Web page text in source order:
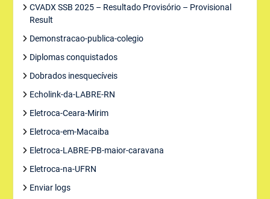
CVADX SSB 2025 – Resultado Provisório – Provisional
Result
Demonstracao-publica-colegio
Diplomas conquistados
Dobrados inesquecíveis
Echolink-da-LABRE-RN
Eletroca-Ceara-Mirim
Eletroca-em-Macaiba
Eletroca-LABRE-PB-maior-caravana
Eletroca-na-UFRN
Enviar logs